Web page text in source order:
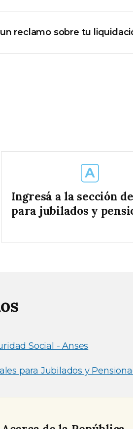
reclamo sobre tu
Ingresá a la sección
para jubilados y
Social - Anses
para Jubilados y